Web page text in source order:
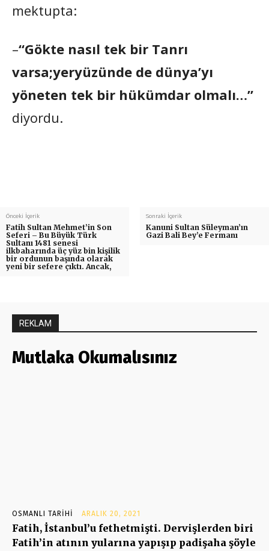
mektupta:
–“Gökte nasıl tek bir Tanrı
varsa;yeryüzünde de dünya’yı
yöneten tek bir hükümdar olmalı…”
diyordu.
Önceki İçerik
Fatih Sultan Mehmet’in Son
Seferi – Bu Büyük Türk
Sultanı 1481 senesi
ilkbaharında üç yüz bin kişilik
bir ordunun başında olarak
yeni bir sefere çıktı. Ancak,
Sonraki İçerik
Kanuni Sultan Süleyman’ın
Gazi Bali Bey’e Fermanı
REKLAM
Mutlaka Okumalısınız
OSMANLI TARIHI ARALIK 20, 2021
Fatih, İstanbul’u fethetmişti. Dervişlerden biri
Fatih’in atının yularına yapışıp padişaha şöyle